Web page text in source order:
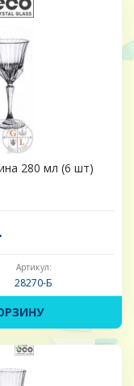
280 мл (6 шт)
Артикул:
28270-Б